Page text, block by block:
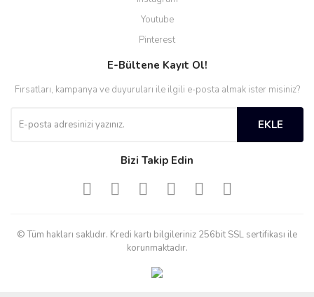
Youtube
Pinterest
E-Bültene Kayıt Ol!
Fırsatları, kampanya ve duyuruları ile ilgili e-posta almak ister misiniz?
EKLE
Bizi Takip Edin
© Tüm hakları saklıdır. Kredi kartı bilgileriniz 256bit SSL sertifikası ile
korunmaktadır.